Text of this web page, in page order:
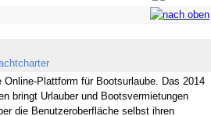
Plattform für Bootsurlaube. Das 2014
bringt Urlauber und Bootsvermietungen
die Benutzeroberfläche selbst ihren